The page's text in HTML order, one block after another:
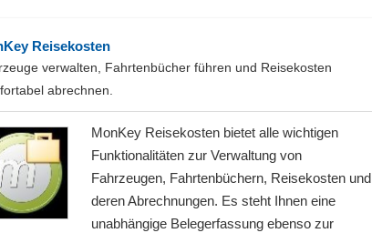
Reisekosten
verwalten, Fahrtenbücher führen und Reisekosten
abrechnen.
MonKey Reisekosten bietet alle wichtigen
Funktionalitäten zur Verwaltung von
Fahrzeugen, Fahrtenbüchern, Reisekosten und
deren Abrechnungen. Es steht Ihnen eine
unabhängige Belegerfassung ebenso zur